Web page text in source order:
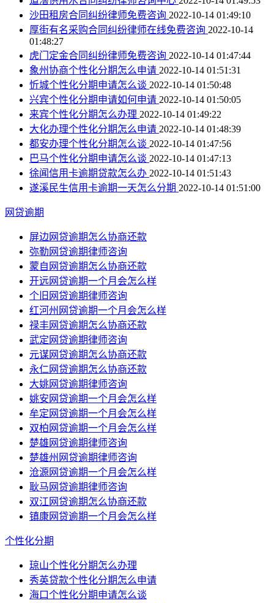
沙田租房合同纠纷律师免费咨询 2022-10-14 01:49:10
厚街有名采购合同纠纷律师在线免费咨询 2022-10-14
01:48:27
虎门定金合同纠纷律师免费咨询 2022-10-14 01:47:44
象州协商个性化分期怎么申请 2022-10-14 01:51:31
忻城个性化分期申请怎么谈 2022-10-14 01:50:48
兴宾个性化分期申请如何申请 2022-10-14 01:50:05
来宾个性化分期怎么办理 2022-10-14 01:49:22
大化办理个性化分期怎么申请 2022-10-14 01:48:39
都安办理个性化分期怎么谈 2022-10-14 01:47:56
巴马个性化分期申请怎么谈 2022-10-14 01:47:13
徐闻信用卡逾期贷款怎么办 2022-10-14 01:51:43
遂溪民生信用卡逾期一天怎么分期 2022-10-14 01:51:00
网贷逾期
屏边网贷逾期怎么协商还款
弥勒网贷逾期律师咨询
蒙自网贷逾期怎么协商还款
开远网贷逾期一个月会怎么样
个旧网贷逾期律师咨询
红河州网贷逾期一个月会怎么样
禄丰网贷逾期怎么协商还款
武定网贷逾期律师咨询
元谋网贷逾期怎么协商还款
永仁网贷逾期怎么协商还款
大姚网贷逾期律师咨询
姚安网贷逾期一个月会怎么样
牟定网贷逾期一个月会怎么样
双柏网贷逾期一个月会怎么样
楚雄网贷逾期律师咨询
楚雄州网贷逾期律师咨询
沧源网贷逾期一个月会怎么样
耿马网贷逾期律师咨询
双江网贷逾期怎么协商还款
镇康网贷逾期一个月会怎么样
个性化分期
琼山个性化分期怎么办理
秀英贷款个性化分期怎么申请
海口个性化分期申请怎么谈